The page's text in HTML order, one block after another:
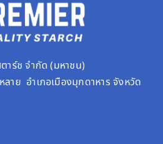
าร์ช จํากัด (มหาชน)
าย อำเภอเมืองมุกดาหาร จังหวัด